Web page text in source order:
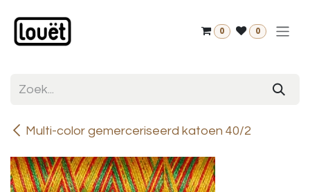
0 0
Multi-color gemerceriseerd katoen 40/2